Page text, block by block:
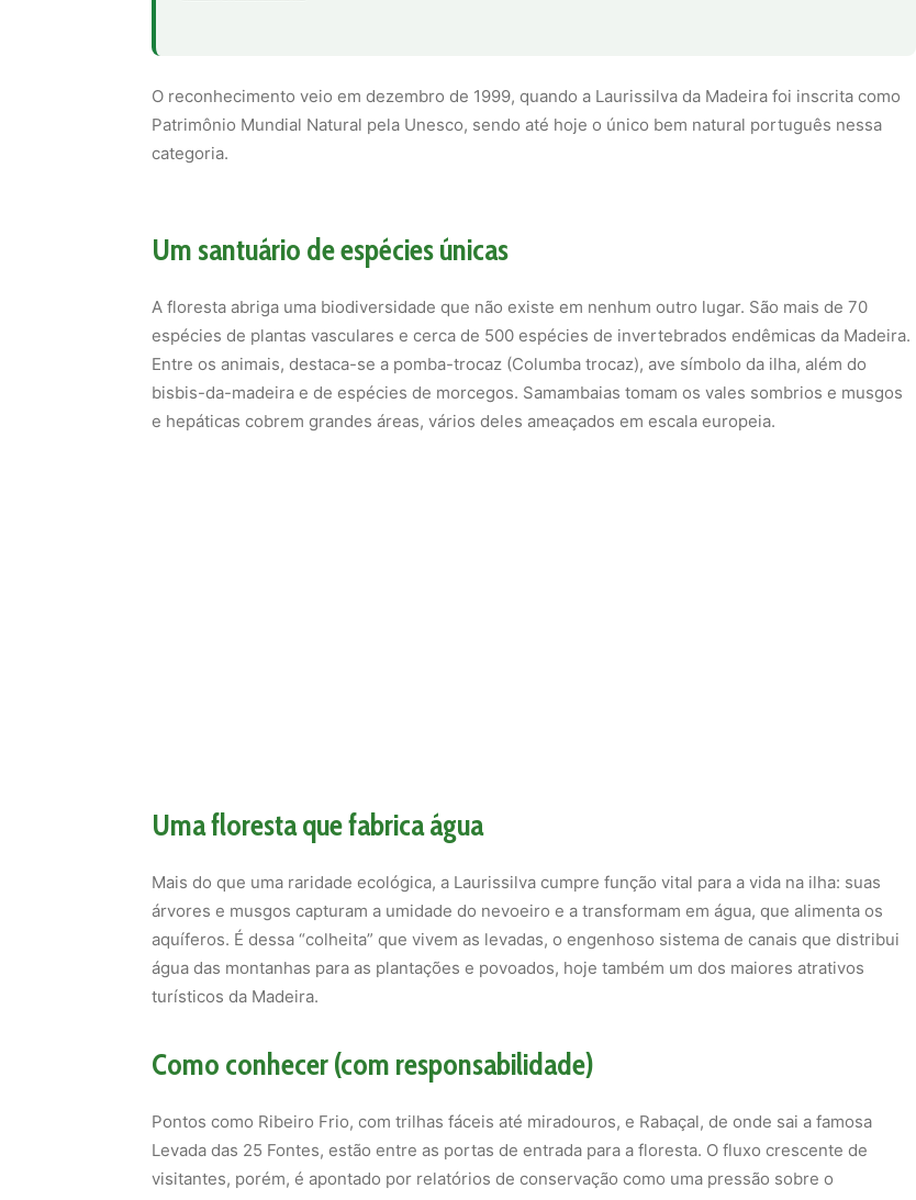
O reconhecimento veio em dezembro de 1999, quando a Laurissilva da Madeira foi inscrita como
Patrimônio Mundial Natural pela Unesco, sendo até hoje o único bem natural português nessa
categoria.
Um santuário de espécies únicas
A floresta abriga uma biodiversidade que não existe em nenhum outro lugar. São mais de 70
espécies de plantas vasculares e cerca de 500 espécies de invertebrados endêmicas da Madeira.
Entre os animais, destaca-se a pomba-trocaz (Columba trocaz), ave símbolo da ilha, além do
bisbis-da-madeira e de espécies de morcegos. Samambaias tomam os vales sombrios e musgos
e hepáticas cobrem grandes áreas, vários deles ameaçados em escala europeia.
Uma floresta que fabrica água
Mais do que uma raridade ecológica, a Laurissilva cumpre função vital para a vida na ilha: suas
árvores e musgos capturam a umidade do nevoeiro e a transformam em água, que alimenta os
aquíferos. É dessa “colheita” que vivem as levadas, o engenhoso sistema de canais que distribui
água das montanhas para as plantações e povoados, hoje também um dos maiores atrativos
turísticos da Madeira.
Como conhecer (com responsabilidade)
Pontos como Ribeiro Frio, com trilhas fáceis até miradouros, e Rabaçal, de onde sai a famosa
Levada das 25 Fontes, estão entre as portas de entrada para a floresta. O fluxo crescente de
visitantes, porém, é apontado por relatórios de conservação como uma pressão sobre o